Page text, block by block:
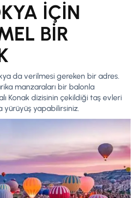
İÇİN
BİR
da verilmesi gereken bir adres.
manzaraları bir balonla
Konak dizisinin çekildiği taş evleri
yürüyüş yapabilirsiniz.